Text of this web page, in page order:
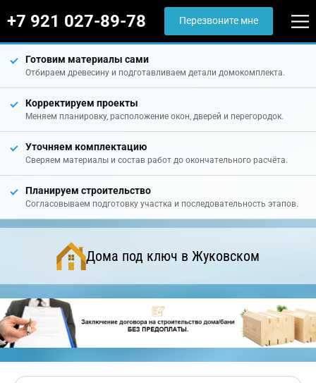
+7 921 027-89-78 Перезвоните мне
Готовим материалы сами
Отбираем древесину и подготавливаем детали домокомплекта.
Корректируем проекты
Меняем планировку, расположение окон, дверей и перегородок.
Уточняем комплектацию
Сверяем материалы и состав работ до окончательного расчёта.
Планируем строительство
Согласовываем подготовку участка и последовательность этапов.
Дома под ключ в Жуковском